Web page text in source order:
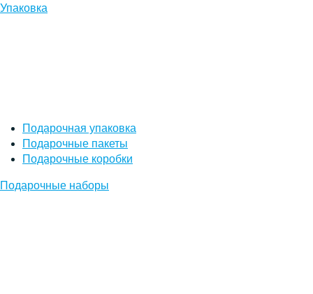
Упаковка
Подарочная упаковка
Подарочные пакеты
Подарочные коробки
Подарочные наборы